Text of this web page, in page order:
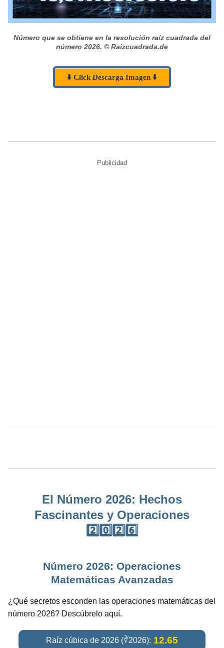
Número que se obtiene en la resolución raíz cuadrada del
número 2026. © Raizcuadrada.de
⬇️ Click Descarga Imagen ⬇️
Publicidad
El Número 2026: Hechos
Fascinantes y Operaciones
2️⃣0️⃣2️⃣6️⃣
Número 2026: Operaciones
Matemáticas Avanzadas
¿Qué secretos esconden las operaciones matemáticas del
número 2026? Descúbrelo aquí.
Raíz cúbica de 2026 (∛2026): 12.65